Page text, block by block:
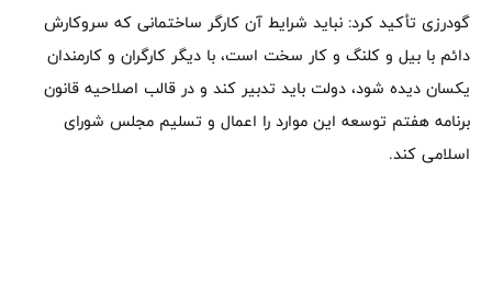
گودرزی تأکید کرد: نباید شرایط آن کارگر ساختمانی که سروکارش
دائم با بیل و کلنگ و کار سخت است، با دیگر کارگران و کارمندان
یکسان دیده شود، دولت باید تدبیر کند و در قالب اصلاحیه قانون
برنامه هفتم توسعه این موارد را اعمال و تسلیم مجلس شورای
اسلامی کند.